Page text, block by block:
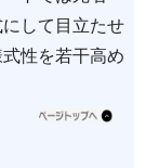
して目立たせ
性を若干高め